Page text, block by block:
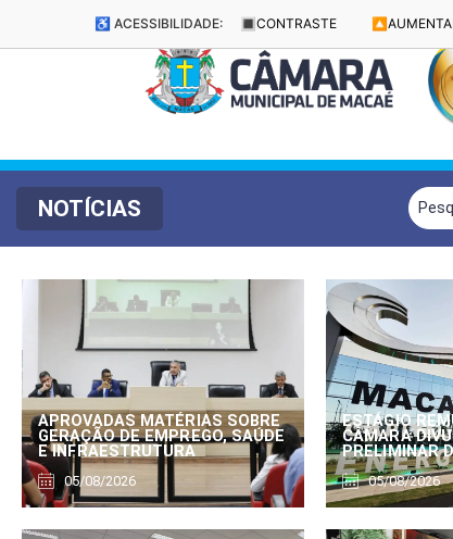
♿ ACESSIBILIDADE: 🔳 CONTRASTE 🔼
NOTÍCIAS
APROVADAS MATÉRIAS SOBRE
GERAÇÃO DE EMPREGO, SAÚDE
E INFRAESTRUTURA
05/08/2026
ESTÁGIO
CÂMARA
PRELIMINAR
05/08/2026